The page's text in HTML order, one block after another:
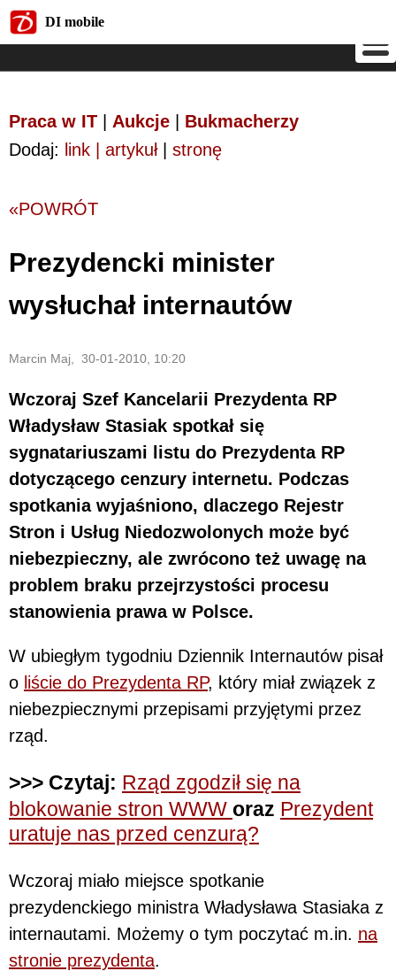
DI mobile
Praca w IT Aukcje
Bukmacherzy
Dodaj: link | artykuł| stronę
«POWRÓT
Prezydencki minister
wysłuchał internautów
Marcin Maj, 30-01-2010, 10:20
Wczoraj Szef Kancelarii Prezydenta RP
Władysław Stasiak spotkał się
sygnatariuszami listu do Prezydenta RP
dotyczącego cenzury internetu. Podczas
spotkania wyjaśniono, dlaczego Rejestr
Stron i Usług Niedozwolonych może być
niebezpieczny, ale zwrócono też uwagę na
problem braku przejrzystości procesu
stanowienia prawa w Polsce.
W ubiegłym tygodniu Dziennik Internautów pisał
o liście do Prezydenta RP, który miał związek z
niebezpiecznymi przepisami przyjętymi przez
rząd.
>>> Czytaj: Rząd zgodził się na
blokowanie stron WWW oraz Prezydent
uratuje nas przed cenzurą?
Wczoraj miało miejsce spotkanie
prezydenckiego ministra Władysława Stasiaka z
internautami. Możemy o tym poczytać m.in. na
stronie prezydenta.
DI mobile